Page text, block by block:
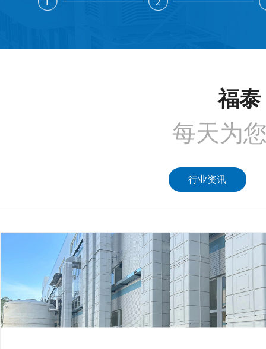
1 2
福泰
每天为
行业资讯